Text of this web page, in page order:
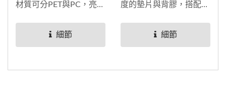
材質可分PET與PC，亮面
路可製作印絕緣、地線
網、印碳等，來降低歐姆
細節
度的墊片與背膠，搭配總
金屬彈片，如圓形、四腳
彈片、三腳彈片等。 最
細節